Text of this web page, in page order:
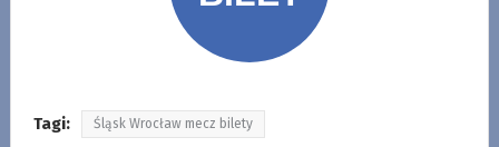
Tagi: Śląsk Wrocław mecz bilety